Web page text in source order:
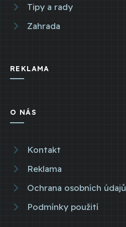
Tipy a rady
Zahrada
REKLAMA
O NÁS
Kontakt
Reklama
Ochrana osobních údajů
Podmínky použití